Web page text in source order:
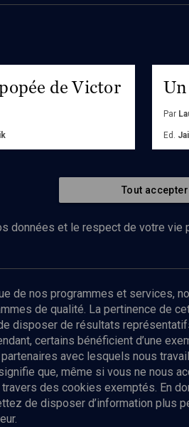
de Victor
Par
Ed.
vous à notre
Tout accepter
données et le respect de votre vie
de nos programmes et services,
de qualité. La pertinence de
disposer de résultats
certains bénéficient d’une
avec lesquels nous
que, même si vous ne nous
des cookies exemptés. En
de disposer d’information plus